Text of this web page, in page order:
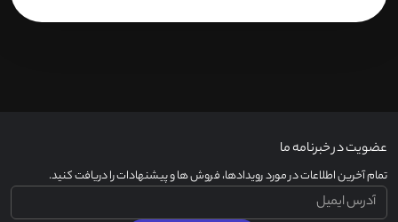
عضویت در خبرنامه ما
تمام آخرین اطلاعات در مورد رویدادها، فروش ها و پیشنهادات را دریافت کنید.